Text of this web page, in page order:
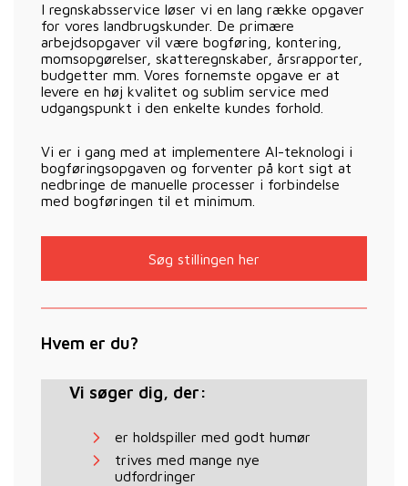
I regnskabsservice løser vi en lang række opgaver
for vores landbrugskunder. De primære
arbejdsopgaver vil være bogføring, kontering,
momsopgørelser, skatteregnskaber, årsrapporter,
budgetter mm. Vores fornemste opgave er at
levere en høj kvalitet og sublim service med
udgangspunkt i den enkelte kundes forhold.
Vi er i gang med at implementere AI-teknologi i
bogføringsopgaven og forventer på kort sigt at
nedbringe de manuelle processer i forbindelse
med bogføringen til et minimum.
Søg stillingen her
Hvem er du?
Vi søger dig, der:
er holdspiller med godt humør
trives med mange nye
udfordringer